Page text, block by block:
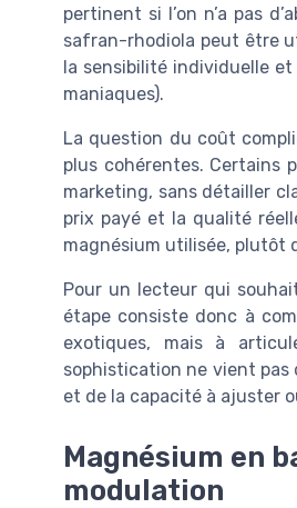
pertinent si l’on n’a pas
safran-rhodiola peut être
la sensibilité individuelle
maniaques).
La question du coût
plus cohérentes. Certains
marketing, sans détailler
prix payé et la qualité
magnésium utilisée, plutôt
Pour un lecteur qui
étape consiste donc à
exotiques, mais à
sophistication ne vient pas
et de la capacité à ajuster
Magnésium en
modulation